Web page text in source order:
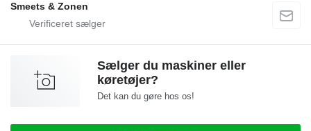
Smeets & Zonen
Sælger du maskiner eller
køretøjer?
Det kan du gøre hos os!